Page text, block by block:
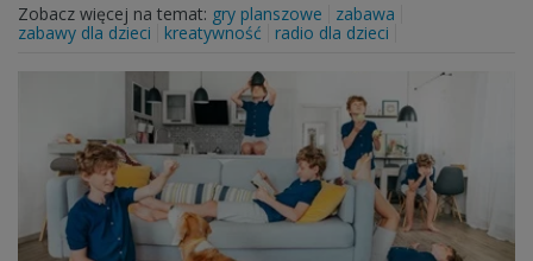
Zobacz więcej na temat: gry planszowe
zabawa
zabawy dla dzieci
kreatywność radio dla dzieci